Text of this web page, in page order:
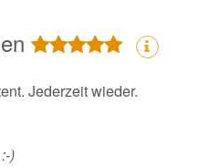
Jederzeit wieder.
)